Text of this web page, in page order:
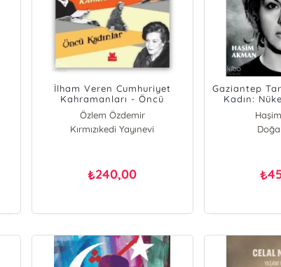
İlham Veren Cumhuriyet
Kahramanları - Öncü
Kadınlar
Özlem Özdemir
Kırmızıkedi Yayınevi
₺240,00
Gaziantep
Kadın:
₺